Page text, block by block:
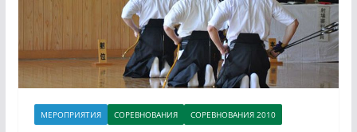
МЕРОПРИЯТИЯ СОРЕВНОВАНИЯ СОРЕВНОВАНИЯ 2010